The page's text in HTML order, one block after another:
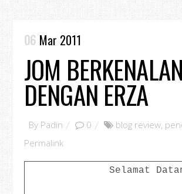
06 Mar 2011
JOM BERKENALAN
DENGAN ERZA
By Padin 0 blog review,
Permalink
Selamat